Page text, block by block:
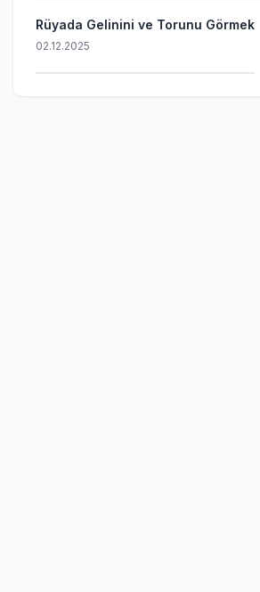
Rüyada Gelinini ve Torunu Görmek
02.12.2025